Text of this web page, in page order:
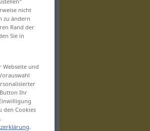
nicht
zu ändern
Rand der
Sie in
und
Ihr
den Cookies
.